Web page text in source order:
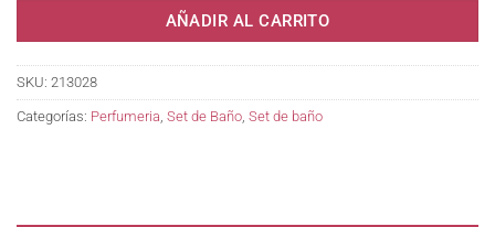
AÑADIR AL CARRITO
SKU: 213028
Categorías: Perfumeria Set de Baño Set de baño